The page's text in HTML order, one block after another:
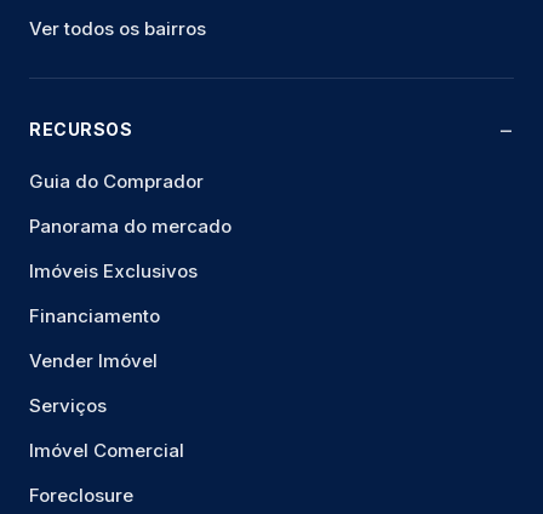
Ver todos os bairros
RECURSOS
Guia do Comprador
Panorama do mercado
Imóveis Exclusivos
Financiamento
Vender Imóvel
Serviços
Imóvel Comercial
Foreclosure